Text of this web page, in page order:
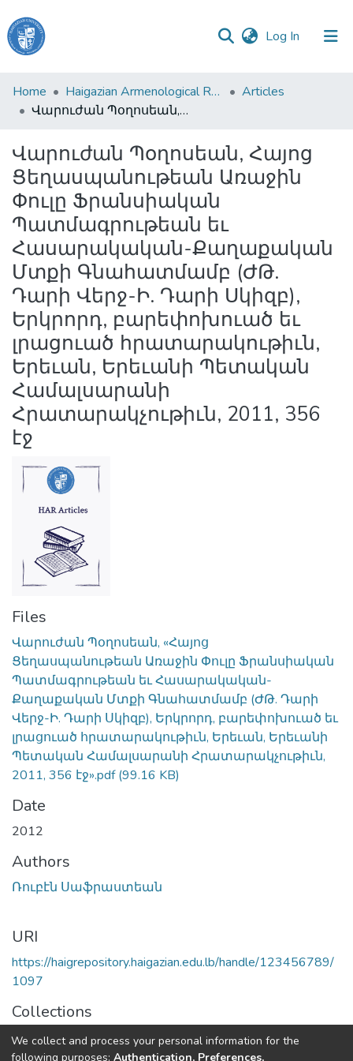
Log In (current)
Haigazian
University
&
Collections
All of DSpace
Home Haigazian Armenological Review
Articles
Վարուժան Պօղոսեան, Հայոց Ցեղասպանութեան Առաջին Փուլը Ֆրանսիական Պատմագրութեան եւ Հասարակական-Քաղաքական Մտքի Գնահատմամբ (ԺԹ. Դարի Վերջ-Ի. Դարի Սկիզբ), Երկրորդ, բարեփոխուած եւ լրացուած հրատարակութիւն, Երեւան, Երեւանի Պետական Համալսարանի Հրատարակչութիւն, 2011, 356 էջ
Վարուժան Պօղոսեան, Հայոց
Ցեղասպանութեան Առաջին
Փուլը Ֆրանսիական
Պատմագրութեան եւ
Հասարակական-Քաղաքական
Մտքի Գնահատմամբ (ԺԹ.
Դարի Վերջ-Ի. Դարի Սկիզբ),
Երկրորդ, բարեփոխուած եւ
լրացուած հրատարակութիւն,
Երեւան, Երեւանի Պետական
Համալսարանի
Հրատարակչութիւն, 2011, 356
էջ
Files
Վարուժան Պօղոսեան, «Հայոց
Ցեղասպանութեան Առաջին Փուլը Ֆրանսիական
Պատմագրութեան եւ Հասարակական-
Քաղաքական Մտքի Գնահատմամբ (ԺԹ. Դարի
Վերջ-Ի. Դարի Սկիզբ), Երկրորդ, բարեփոխուած եւ
լրացուած հրատարակութիւն, Երեւան, Երեւանի
Պետական Համալսարանի Հրատարակչութիւն,
2011, 356 էջ».pdf(99.16 KB)
Date
2012
Authors
Ռուբէն Սաֆրաստեան
URI
https://haigrepository.haigazian.edu.lb/handle/123456789/
1097
Collections
Articles
We collect and process your personal information for the
following purposes: Authentication, Preferences,